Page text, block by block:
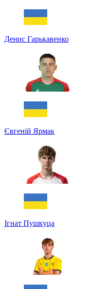
Денис Гарькавенко
Євгеній Ярмак
Ігнат Пушкуца